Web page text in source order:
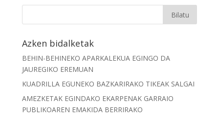
Azken bidalketak
BEHIN-BEHINEKO APARKALEKUA EGINGO DA
JAUREGIKO EREMUAN
KUADRILLA EGUNEKO BAZKARIRAKO TIKEAK SALGAI
AMEZKETAK EGINDAKO EKARPENAK GARRAIO
PUBLIKOAREN EMAKIDA BERRIRAKO